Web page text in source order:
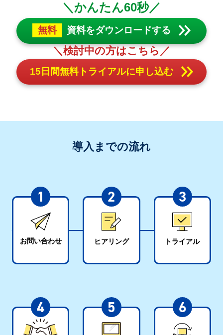
＼かんたん60秒／
無料 資料をダウンロードする
＼検討中の方はこちら／
15日間無料トライアルに申し込む
導入までの流れ
1
お問い合わせ
2
ヒアリング
3
トライアル
4 5 6